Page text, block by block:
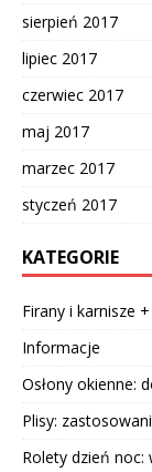
sierpień 2017
lipiec 2017
czerwiec 2017
maj 2017
marzec 2017
styczeń 2017
KATEGORIE
Firany i karnisze
Informacje
Osłony okienne:
Plisy:
Rolety dzień